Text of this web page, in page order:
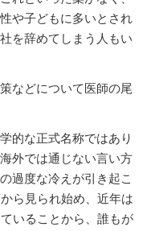
や子どもに多いとされ
を辞めてしまう人もい
などについて医師の尾
的な正式名称ではあり
外では通じない言い方
過度な冷えが引き起こ
ら見られ始め、近年は
いることから、誰もが